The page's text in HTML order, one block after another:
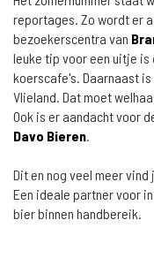
reportages. Zo wordt er
bezoekerscentra van
leuke tip voor een uitje
koerscafe's. Daarnaast
Vlieland. Dat moet
Ook is er aandacht voor
Davo Bieren
Dit en nog veel meer
Een ideale partner voor
bier binnen handbereik.